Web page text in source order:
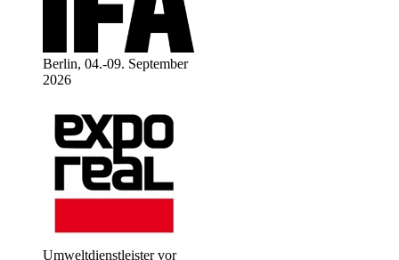
Berlin, 04.-09. September
2026
Umweltdienstleister vor